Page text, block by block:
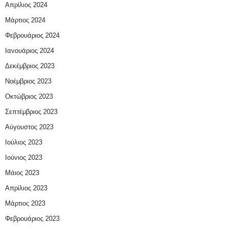
Απρίλιος 2024
Μάρτιος 2024
Φεβρουάριος 2024
Ιανουάριος 2024
Δεκέμβριος 2023
Νοέμβριος 2023
Οκτώβριος 2023
Σεπτέμβριος 2023
Αύγουστος 2023
Ιούλιος 2023
Ιούνιος 2023
Μάιος 2023
Απρίλιος 2023
Μάρτιος 2023
Φεβρουάριος 2023